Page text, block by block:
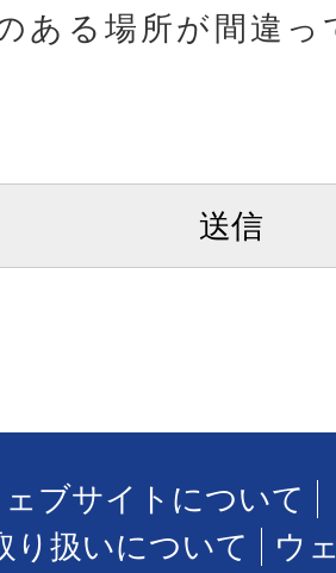
ある場所が間違っ
ブサイトについて
り扱いについて
ウ